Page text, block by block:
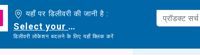
यहाँ पर डिलीवरी की जानी है :
Select your delivery location
डिलीवरी लोकेशन बदलने के लिए यहाँ क्लिक करें